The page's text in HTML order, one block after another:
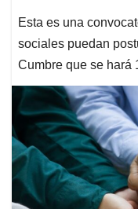
Esta es una
sociales puedan
Cumbre que se hará